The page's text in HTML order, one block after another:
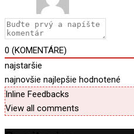
0 (KOMENTÁRE)
najstaršie
najnovšie najlepšie hodnotené
Inline Feedbacks
View all comments